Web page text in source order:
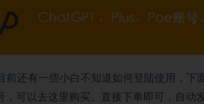
前还有一些小白不知道如何登陆使用，下
，可以去这里购买。直接下单即可，自动发